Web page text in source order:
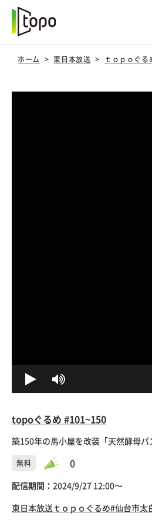
ホーム 東日本放送 ｔｏｐｏぐる
topoぐるめ #101~150
築150年の馬小屋を改装「天然酵母
無料 0
配信期間： 2024/9/27 12:00〜
東日本放送 ｔｏｐｏぐるめ#仙台市太